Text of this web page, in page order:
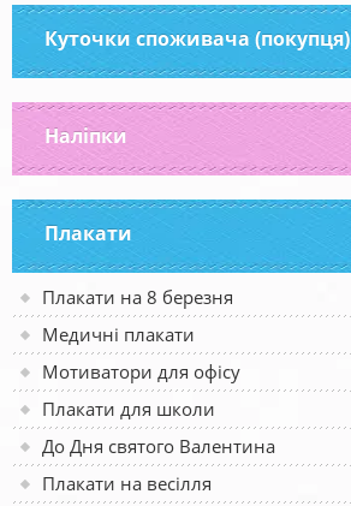
Куточки споживача (покупця)
Наліпки
Плакати
Плакати на 8 березня
Медичні плакати
Мотиватори для офісу
Плакати для школи
До Дня святого Валентина
Плакати на весілля